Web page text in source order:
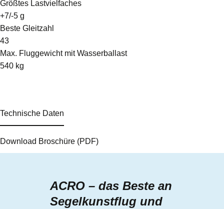
Größtes Lastvielfaches
+7/-5 g
Beste Gleitzahl
43
Max. Fluggewicht mit Wasserballast
540 kg
Technische Daten
Download Broschüre (PDF)
ACRO – das Beste an
Segelkunstflug und